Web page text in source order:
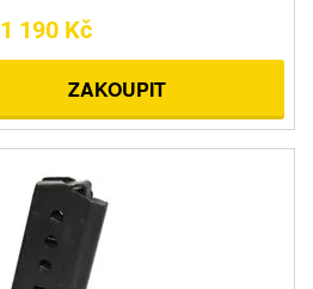
1 190 Kč
ZAKOUPIT